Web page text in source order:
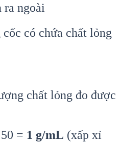
ra ngoài
có chứa chất lỏng
chất lỏng đo được
= 1 g/mL (xấp xỉ